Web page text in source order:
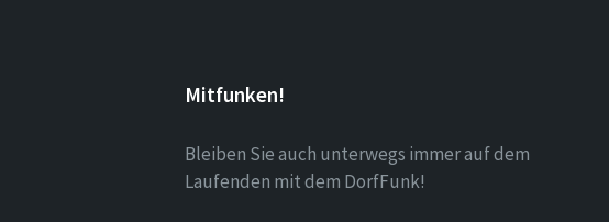
Mitfunken!
Bleiben Sie auch unterwegs immer auf dem
Laufenden mit dem DorfFunk!